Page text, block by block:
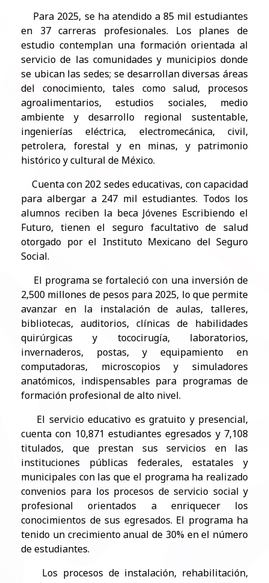
Para 2025, se ha atendido a 85 mil estudiantes
en 37 carreras profesionales. Los planes de
estudio contemplan una formación orientada al
servicio de las comunidades y municipios donde
se ubican las sedes; se desarrollan diversas áreas
del conocimiento, tales como salud, procesos
agroalimentarios, estudios sociales, medio
ambiente y desarrollo regional sustentable,
ingenierías eléctrica, electromecánica, civil,
petrolera, forestal y en minas, y patrimonio
histórico y cultural de México.
Cuenta con 202 sedes educativas, con capacidad
para albergar a 247 mil estudiantes. Todos los
alumnos reciben la beca Jóvenes Escribiendo el
Futuro, tienen el seguro facultativo de salud
otorgado por el Instituto Mexicano del Seguro
Social.
El programa se fortaleció con una inversión de
2,500 millones de pesos para 2025, lo que permite
avanzar en la instalación de aulas, talleres,
bibliotecas, auditorios, clínicas de habilidades
quirúrgicas y tococirugía, laboratorios,
invernaderos, postas, y equipamiento en
computadoras, microscopios y simuladores
anatómicos, indispensables para programas de
formación profesional de alto nivel.
El servicio educativo es gratuito y presencial,
cuenta con 10,871 estudiantes egresados y 7,108
titulados, que prestan sus servicios en las
instituciones públicas federales, estatales y
municipales con las que el programa ha realizado
convenios para los procesos de servicio social y
profesional orientados a enriquecer los
conocimientos de sus egresados. El programa ha
tenido un crecimiento anual de 30% en el número
de estudiantes.
Los procesos de instalación, rehabilitación,